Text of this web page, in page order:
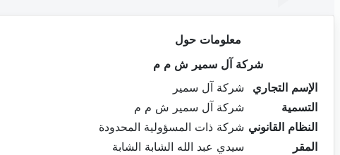
معلومات حول
شركة آل سمير ش م م
الإسم التجاري
شركة آل سمير
التسمية
شركة آل سمير ش م م
النظام القانوني شركة ذات المسؤولية المحدودة
المقر
سيدي عبد الله الشابة الشابة